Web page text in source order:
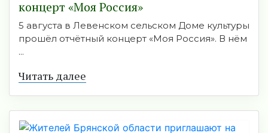
концерт «Моя Россия»
5 августа в Левенском сельском Доме культуры
прошёл отчётный концерт «Моя Россия». В нём
...
Читать далее